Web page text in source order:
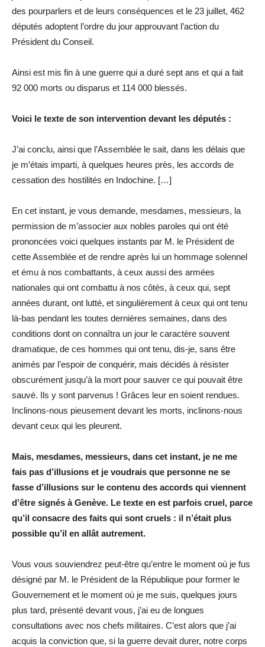
des pourparlers et de leurs conséquences et le 23 juillet, 462
députés adoptent l’ordre du jour approuvant l’action du
Président du Conseil.
Ainsi est mis fin à une guerre qui a duré sept ans et qui a fait
92 000 morts ou disparus et 114 000 blessés.
Voici le texte de son intervention devant les députés :
J’ai conclu, ainsi que l’Assemblée le sait, dans les délais que
je m’étais imparti, à quelques heures près, les accords de
cessation des hostilités en Indochine. […]
En cet instant, je vous demande, mesdames, messieurs, la
permission de m’associer aux nobles paroles qui ont été
prononcées voici quelques instants par M. le Président de
cette Assemblée et de rendre après lui un hommage solennel
et ému à nos combattants, à ceux aussi des armées
nationales qui ont combattu à nos côtés, à ceux qui, sept
années durant, ont lutté, et singulièrement à ceux qui ont tenu
là-bas pendant les toutes dernières semaines, dans des
conditions dont on connaîtra un jour le caractère souvent
dramatique, de ces hommes qui ont tenu, dis-je, sans être
animés par l’espoir de conquérir, mais décidés à résister
obscurément jusqu’à la mort pour sauver ce qui pouvait être
sauvé. Ils y sont parvenus ! Grâces leur en soient rendues.
Inclinons-nous pieusement devant les morts, inclinons-nous
devant ceux qui les pleurent.
Mais, mesdames, messieurs, dans cet instant, je ne me
fais pas d’illusions et je voudrais que personne ne se
fasse d’illusions sur le contenu des accords qui viennent
d’être signés à Genève. Le texte en est parfois cruel, parce
qu’il consacre des faits qui sont cruels : il n’était plus
possible qu’il en allât autrement.
Vous vous souviendrez peut-être qu’entre le moment où je fus
désigné par M. le Président de la République pour former le
Gouvernement et le moment où je me suis, quelques jours
plus tard, présenté devant vous, j’ai eu de longues
consultations avec nos chefs militaires. C’est alors que j’ai
acquis la conviction que, si la guerre devait durer, notre corps